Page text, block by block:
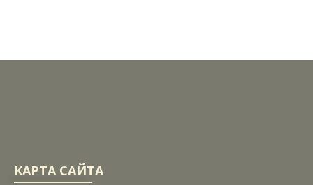
КАРТА САЙТА